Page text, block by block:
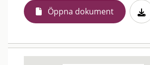
Öppna dokument